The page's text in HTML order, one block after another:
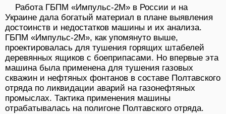
Работа ГБПМ «Импульс-2М» в России и на
Украине дала богатый материал в плане выявления
достоинств и недостатков машины и их анализа.
ГБПМ «Импульс-2М», как упомянуто выше,
проектировалась для тушения горящих штабелей
деревянных ящиков с боеприпасами. Но впервые эта
машина была применена для тушения газовых
скважин и нефтяных фонтанов в составе Полтавского
отряда по ликвидации аварий на газонефтяных
промыслах. Тактика применения машины
отрабатывалась на полигоне Полтавского отряда.